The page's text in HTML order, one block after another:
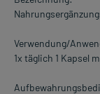
Verwendung/
1x täglich 1 Kapsel